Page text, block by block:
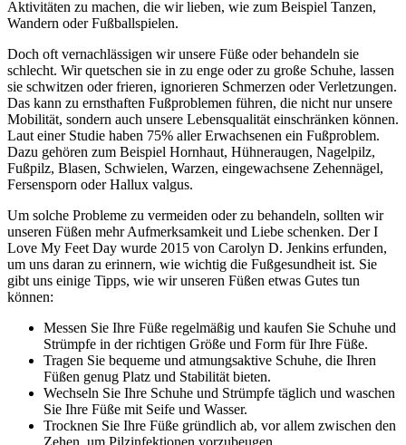
Aktivitäten zu machen, die wir lieben, wie zum Beispiel Tanzen,
Wandern oder Fußballspielen.
Doch oft vernachlässigen wir unsere Füße oder behandeln sie
schlecht. Wir quetschen sie in zu enge oder zu große Schuhe, lassen
sie schwitzen oder frieren, ignorieren Schmerzen oder Verletzungen.
Das kann zu ernsthaften Fußproblemen führen, die nicht nur unsere
Mobilität, sondern auch unsere Lebensqualität einschränken können.
Laut einer Studie haben 75% aller Erwachsenen ein Fußproblem.
Dazu gehören zum Beispiel Hornhaut, Hühneraugen, Nagelpilz,
Fußpilz, Blasen, Schwielen, Warzen, eingewachsene Zehennägel,
Fersensporn oder Hallux valgus.
Um solche Probleme zu vermeiden oder zu behandeln, sollten wir
unseren Füßen mehr Aufmerksamkeit und Liebe schenken. Der I
Love My Feet Day wurde 2015 von Carolyn D. Jenkins erfunden,
um uns daran zu erinnern, wie wichtig die Fußgesundheit ist. Sie
gibt uns einige Tipps, wie wir unseren Füßen etwas Gutes tun
können:
Messen Sie Ihre Füße regelmäßig und kaufen Sie Schuhe und
Strümpfe in der richtigen Größe und Form für Ihre Füße.
Tragen Sie bequeme und atmungsaktive Schuhe, die Ihren
Füßen genug Platz und Stabilität bieten.
Wechseln Sie Ihre Schuhe und Strümpfe täglich und waschen
Sie Ihre Füße mit Seife und Wasser.
Trocknen Sie Ihre Füße gründlich ab, vor allem zwischen den
Zehen, um Pilzinfektionen vorzubeugen.